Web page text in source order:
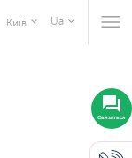
Київ Ua
Связаться